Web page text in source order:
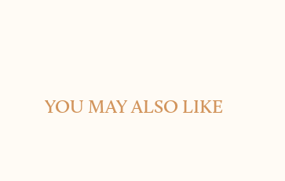
YOU MAY ALSO LIKE